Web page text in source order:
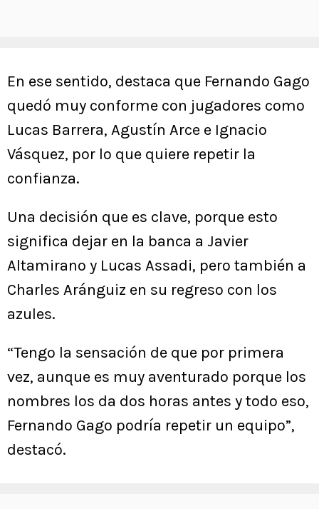
En ese sentido, destaca que Fernando Gago
quedó muy conforme con jugadores como
Lucas Barrera, Agustín Arce e Ignacio
Vásquez, por lo que quiere repetir la
confianza.
Una decisión que es clave, porque esto
significa dejar en la banca a Javier
Altamirano y Lucas Assadi, pero también a
Charles Aránguiz en su regreso con los
azules.
“Tengo la sensación de que por primera
vez, aunque es muy aventurado porque los
nombres los da dos horas antes y todo eso,
Fernando Gago podría repetir un equipo”,
destacó.